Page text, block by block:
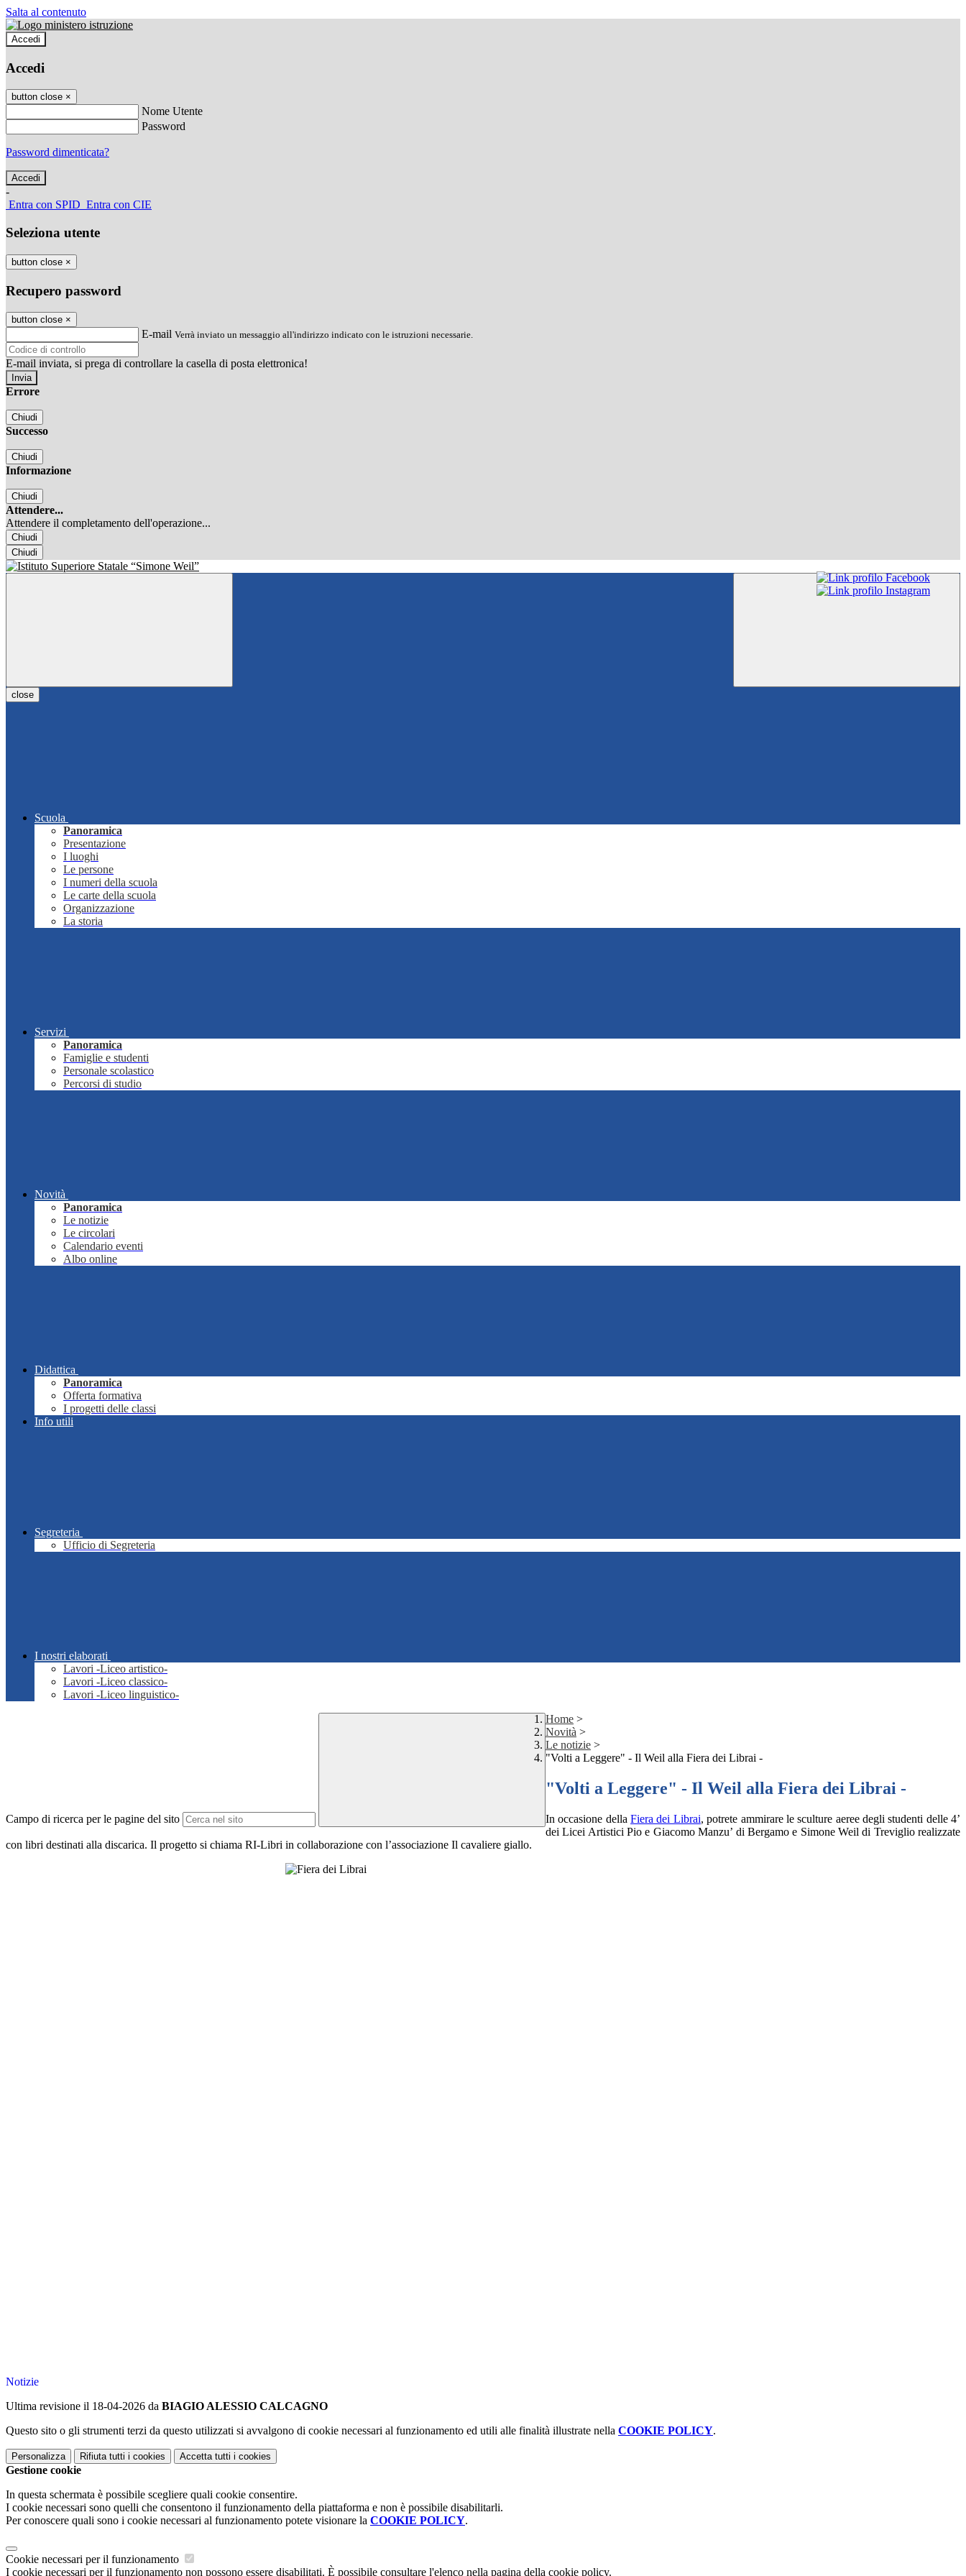
Salta al contenuto
Accedi
Accedi
button close ×
Nome Utente
Password
Password dimenticata?
-
Entra con SPID Entra con CIE
Seleziona utente
button close ×
Recupero password
button close ×
E-mail Verrà inviato un messaggio all'indirizzo indicato con le istruzioni necessarie.
E-mail inviata, si prega di controllare la casella di posta elettronica!
Errore
Chiudi
Successo
Chiudi
Informazione
Chiudi
Attendere...
Attendere il completamento dell'operazione...
Chiudi
Chiudi
close
Scuola
Panoramica
Presentazione
I luoghi
Le persone
I numeri della scuola
Le carte della scuola
Organizzazione
La storia
Servizi
Panoramica
Famiglie e studenti
Personale scolastico
Percorsi di studio
Novità
Panoramica
Le notizie
Le circolari
Calendario eventi
Albo online
Didattica
Panoramica
Offerta formativa
I progetti delle classi
Info utili
Segreteria
Ufficio di Segreteria
I nostri elaborati
Lavori -Liceo artistico-
Lavori -Liceo classico-
Lavori -Liceo linguistico-
Campo di ricerca per le pagine del sito
Home >
Novità >
Le notizie >
"Volti a Leggere" - Il Weil alla Fiera dei Librai -
"Volti a Leggere" - Il Weil alla Fiera dei Librai -
In occasione dellaFiera dei Librai, potrete ammirare le sculture aeree degli studenti delle 4’
dei Licei Artistici Pio e Giacomo Manzu’ di Bergamo e Simone Weil di Treviglio realizzate
con libri destinati alla discarica. Il progetto si chiama RI-Libri in collaborazione con l’associazione Il cavaliere giallo.
Notizie
Ultima revisione il 18-04-2026 da BIAGIO ALESSIO CALCAGNO
Questo sito o gli strumenti terzi da questo utilizzati si avvalgono di cookie necessari al funzionamento ed utili alle finalità illustrate nella COOKIE POLICY.
Personalizza Rifiuta tutti i cookies Accetta tutti i cookies
Gestione cookie
In questa schermata è possibile scegliere quali cookie consentire.
I cookie necessari sono quelli che consentono il funzionamento della piattaforma e non è possibile disabilitarli.
Per conoscere quali sono i cookie necessari al funzionamento potete visionare la COOKIE POLICY.
Cookie necessari per il funzionamento
I cookie necessari per il funzionamento non possono essere disabilitati. È possibile consultare l'elenco nella pagina della cookie policy.